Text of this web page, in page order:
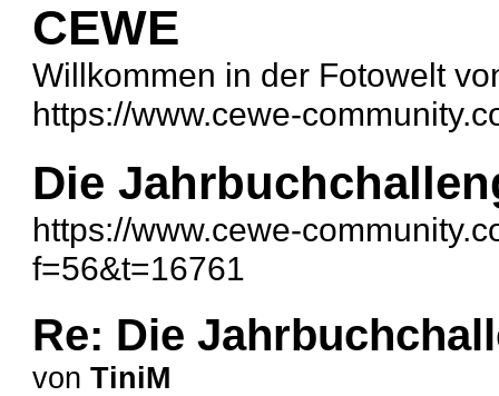
CEWE
Willkommen in der Fotowelt
https://www.cewe-
Die
https://www.cewe-
f=56&t=16761
Re: Die
vonTiniM